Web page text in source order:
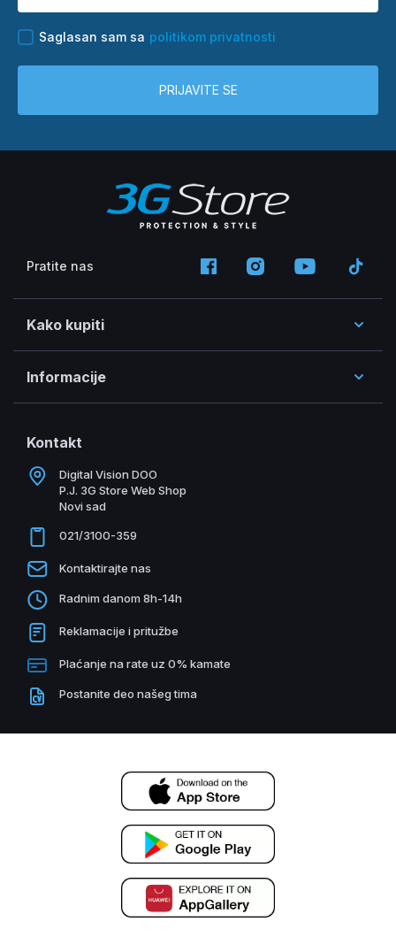
Saglasan sam sa politikom privatnosti
PRIJAVITE SE
Pratite nas
Kako kupiti
Informacije
Kontakt
Digital Vision DOO
P.J. 3G Store Web Shop
Novi sad
021/3100-359
Kontaktirajte nas
Radnim danom 8h-14h
Reklamacije i pritužbe
Plaćanje na rate uz 0% kamate
Postanite deo našeg tima